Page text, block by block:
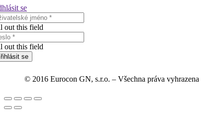
se
out this field
out this field
se
© 2016 Eurocon GN, s.r.o. – Všechna práva vyhrazena